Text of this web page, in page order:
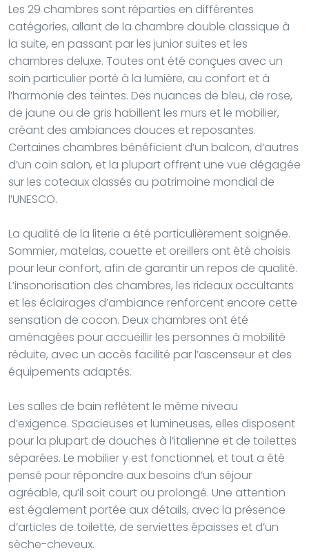
Les 29 chambres sont réparties en différentes
catégories, allant de la chambre double classique à
la suite, en passant par les junior suites et les
chambres deluxe. Toutes ont été conçues avec un
soin particulier porté à la lumière, au confort et à
l’harmonie des teintes. Des nuances de bleu, de rose,
de jaune ou de gris habillent les murs et le mobilier,
créant des ambiances douces et reposantes.
Certaines chambres bénéficient d’un balcon, d’autres
d’un coin salon, et la plupart offrent une vue dégagée
sur les coteaux classés au patrimoine mondial de
l’UNESCO.
La qualité de la literie a été particulièrement soignée.
Sommier, matelas, couette et oreillers ont été choisis
pour leur confort, afin de garantir un repos de qualité.
L’insonorisation des chambres, les rideaux occultants
et les éclairages d’ambiance renforcent encore cette
sensation de cocon. Deux chambres ont été
aménagées pour accueillir les personnes à mobilité
réduite, avec un accès facilité par l’ascenseur et des
équipements adaptés.
Les salles de bain reflètent le même niveau
d’exigence. Spacieuses et lumineuses, elles disposent
pour la plupart de douches à l’italienne et de toilettes
séparées. Le mobilier y est fonctionnel, et tout a été
pensé pour répondre aux besoins d’un séjour
agréable, qu’il soit court ou prolongé. Une attention
est également portée aux détails, avec la présence
d’articles de toilette, de serviettes épaisses et d’un
sèche-cheveux.